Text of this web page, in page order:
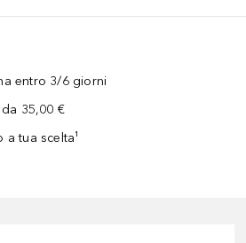
entro 3/6 giorni
35,00 €
tua scelta¹